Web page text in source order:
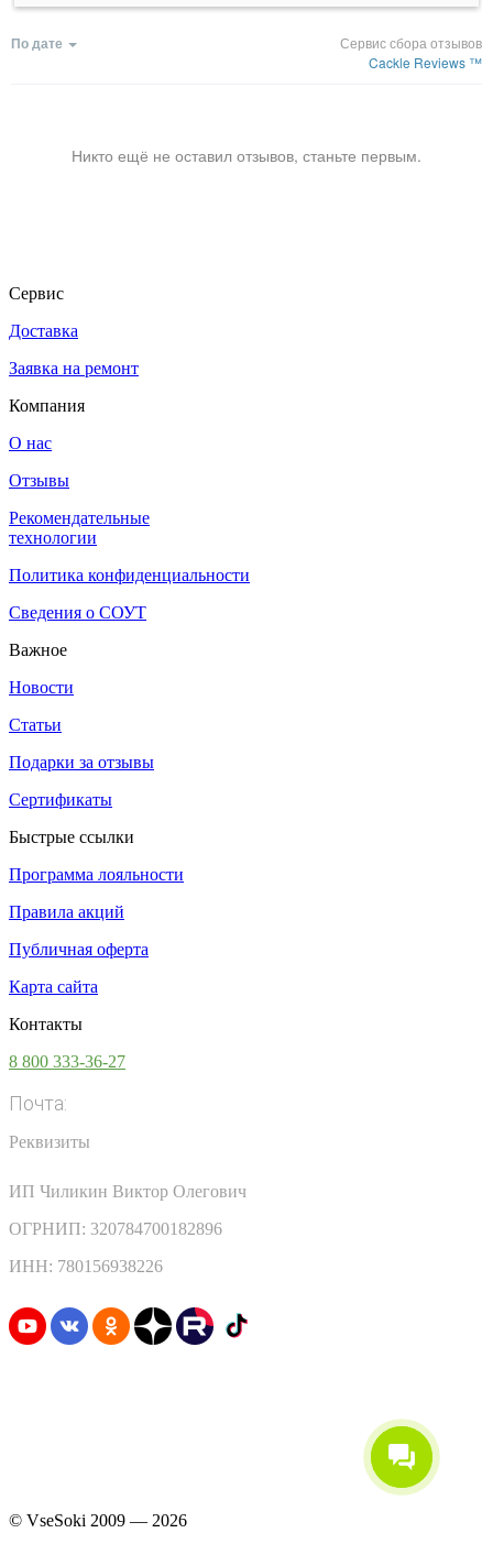
По дате
Сервис сбора отзывов
Cackle Reviews ™
Никто ещё не оставил отзывов, станьте первым.
Сервис
Доставка
Заявка на ремонт
Компания
О нас
Отзывы
Рекомендательные
технологии
Политика конфиденциальности
Сведения о СОУТ
Важное
Новости
Статьи
Подарки за отзывы
Сертификаты
Быстрые ссылки
Программа лояльности
Правила акций
Публичная оферта
Карта сайта
Контакты
8 800 333-36-27
Почта:
Реквизиты
ИП Чиликин Виктор Олегович
ОГРНИП: 320784700182896
ИНН: 780156938226
© VseSoki 2009 — 2026